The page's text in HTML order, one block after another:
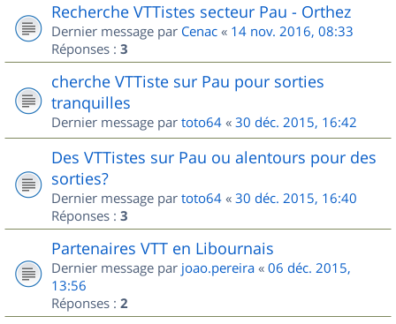
Recherche VTTistes secteur Pau - Orthez
Dernier message par Cenac « 14 nov. 2016, 08:33
Réponses : 3
cherche VTTiste sur Pau pour sorties
tranquilles
Dernier message par toto64 « 30 déc. 2015, 16:42
Des VTTistes sur Pau ou alentours pour des
sorties?
Dernier message par toto64 « 30 déc. 2015, 16:40
Réponses : 3
Partenaires VTT en Libournais
Dernier message par joao.pereira « 06 déc. 2015,
13:56
Réponses : 2